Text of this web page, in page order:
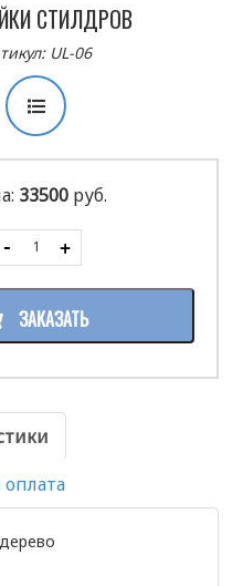
СТИЛДРОВ
UL-06
33500 руб.
ЗАКАЗАТЬ